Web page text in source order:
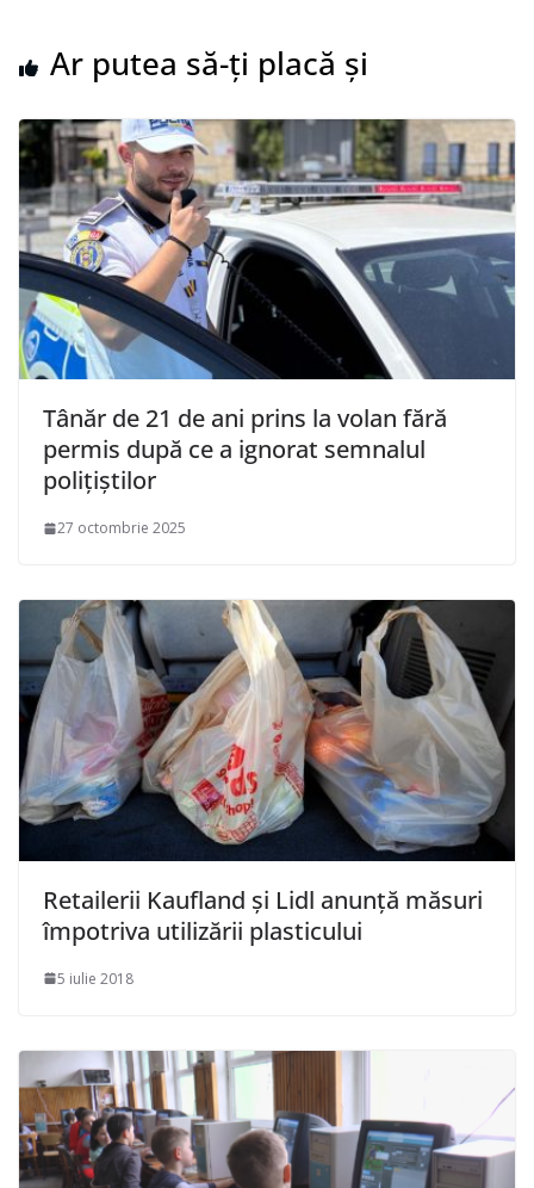
Ar putea să-ți placă și
Tânăr de 21 de ani prins la volan fără
permis după ce a ignorat semnalul
polițiștilor
27 octombrie 2025
Retailerii Kaufland şi Lidl anunţă măsuri
împotriva utilizării plasticului
5 iulie 2018